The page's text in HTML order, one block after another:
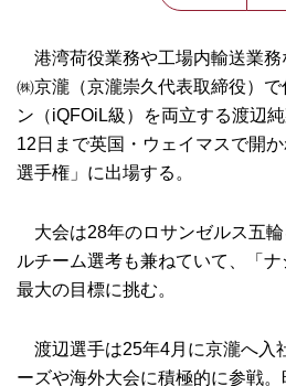
港湾荷役業務や工場内輸送業務
㈱京瀧（京瀧崇久代表取締役）
ン（iQFOiL級）を両立する渡辺
12日まで英国・ウェイマスで開
選手権」に出場する。
大会は28年のロサンゼルス五
ルチーム選考も兼ねていて、「
最大の目標に挑む。
渡辺選手は25年4月に京瀧へ入
ーズや海外大会に積極的に参戦